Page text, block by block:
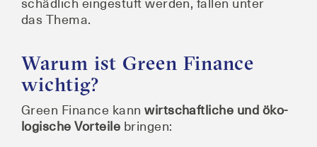
das Thema.
Warum ist Green Finance
wichtig?
Green Finan­ce kannwirt­schaft­li­che und öko­
lo­gi­sche Vor­tei­le bringen: